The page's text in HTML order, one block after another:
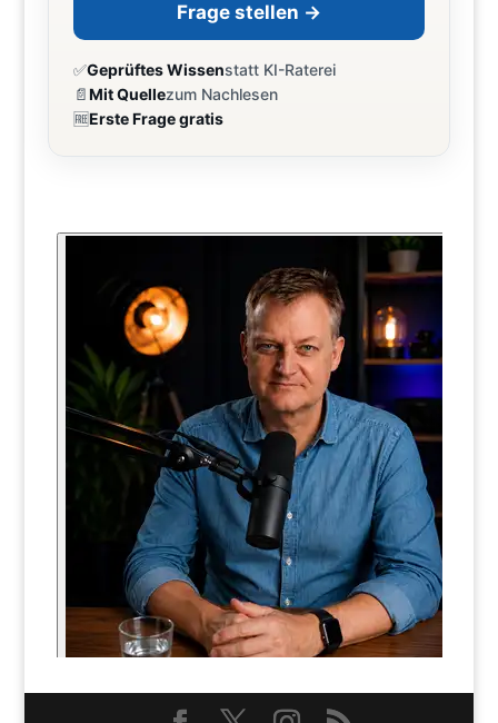
Frage stellen →
✅Geprüftes Wissenstatt KI-Raterei
📄Mit Quellezum Nachlesen
🆓Erste Frage gratis